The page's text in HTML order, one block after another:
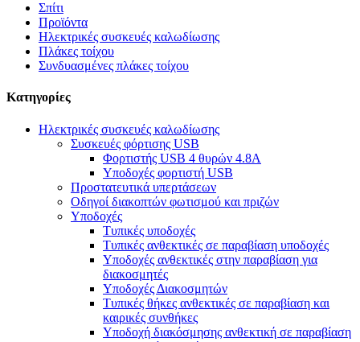
Σπίτι
Προϊόντα
Ηλεκτρικές συσκευές καλωδίωσης
Πλάκες τοίχου
Συνδυασμένες πλάκες τοίχου
Κατηγορίες
Ηλεκτρικές συσκευές καλωδίωσης
Συσκευές φόρτισης USB
Φορτιστής USB 4 θυρών 4.8A
Υποδοχές φορτιστή USB
Προστατευτικά υπερτάσεων
Οδηγοί διακοπτών φωτισμού και πριζών
Υποδοχές
Τυπικές υποδοχές
Τυπικές ανθεκτικές σε παραβίαση υποδοχές
Υποδοχές ανθεκτικές στην παραβίαση για
διακοσμητές
Υποδοχές Διακοσμητών
Τυπικές θήκες ανθεκτικές σε παραβίαση και
καιρικές συνθήκες
Υποδοχή διακόσμησης ανθεκτική σε παραβίαση